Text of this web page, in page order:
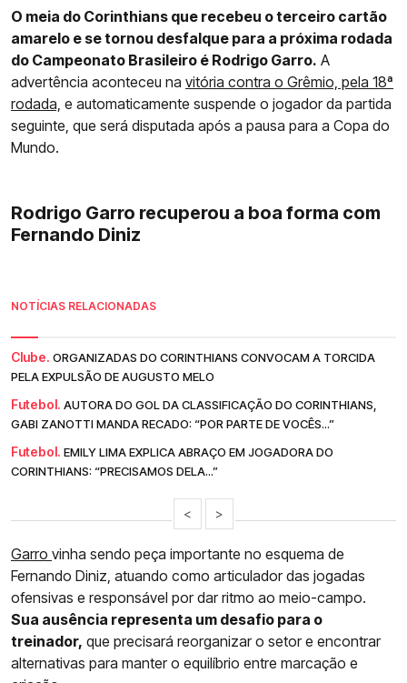
O meia do Corinthians que recebeu o terceiro cartão
amarelo e se tornou desfalque para a próxima rodada
do Campeonato Brasileiro é Rodrigo Garro. A
advertência aconteceu na vitória contra o Grêmio, pela 18ª
rodada, e automaticamente suspende o jogador da partida
seguinte, que será disputada após a pausa para a Copa do
Mundo.
Rodrigo Garro recuperou a boa forma com
Fernando Diniz
NOTÍCIAS RELACIONADAS
Clube. ORGANIZADAS DO CORINTHIANS CONVOCAM A TORCIDA
PELA EXPULSÃO DE AUGUSTO MELO
Futebol. AUTORA DO GOL DA CLASSIFICAÇÃO DO CORINTHIANS,
GABI ZANOTTI MANDA RECADO: “POR PARTE DE VOCÊS...”
Futebol. EMILY LIMA EXPLICA ABRAÇO EM JOGADORA DO
CORINTHIANS: “PRECISAMOS DELA...”
< >
Garro vinha sendo peça importante no esquema de
Fernando Diniz, atuando como articulador das jogadas
ofensivas e responsável por dar ritmo ao meio-campo.
Sua ausência representa um desafio para o
treinador, que precisará reorganizar o setor e encontrar
alternativas para manter o equilíbrio entre marcação e